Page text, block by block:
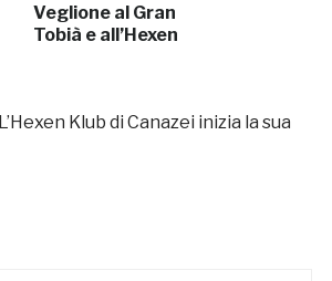
Veglione al Gran
Tobià e all’Hexen
L’Hexen Klub di Canazei inizia la sua